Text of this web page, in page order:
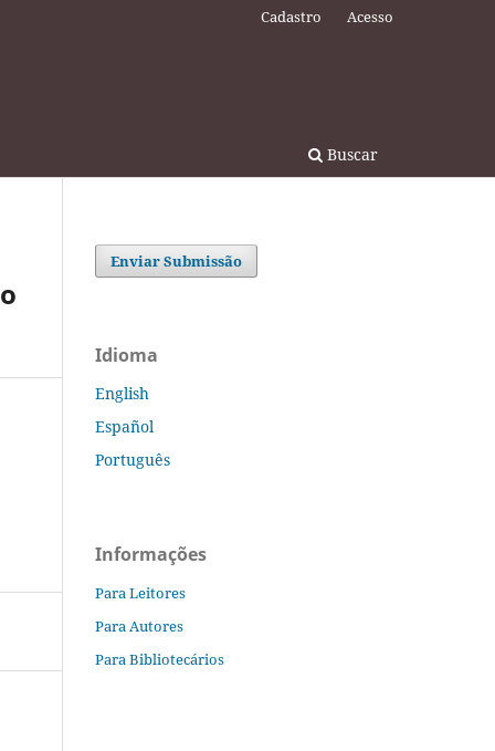
Buscar
Cadastro Acesso
Enviar Submissão
Idioma
English
Español
Português
Informações
Para Leitores
Para Autores
Para Bibliotecários